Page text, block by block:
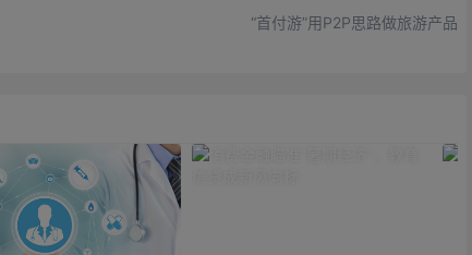
“首付游”用P2P思路做旅游产品